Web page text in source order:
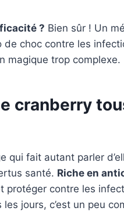
? Bien sûr ! Un
de choc contre les
magique trop complexe.
cranberry
fait autant parler
santé. Riche en
protéger contre les
jours, c’est un peu